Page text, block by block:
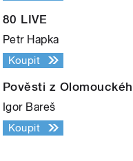
80 LIVE
Petr Hapka
Koupit
Pověsti z
Igor Bareš
Koupit